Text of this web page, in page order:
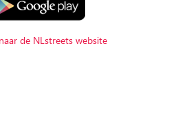
de NLstreets website